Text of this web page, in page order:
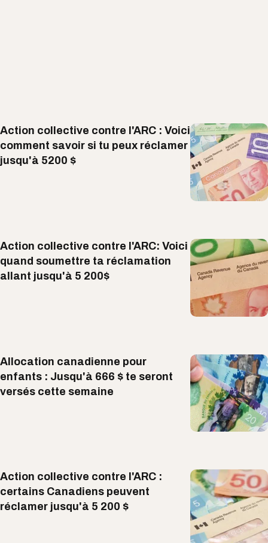
Action collective contre l'ARC : Voici
comment savoir si tu peux réclamer
jusqu'à 5200 $
Action collective contre l'ARC: Voici
quand soumettre ta réclamation
allant jusqu'à 5 200$
Allocation canadienne pour
enfants : Jusqu'à 666 $ te seront
versés cette semaine
Action collective contre l'ARC :
certains Canadiens peuvent
réclamer jusqu'à 5 200 $